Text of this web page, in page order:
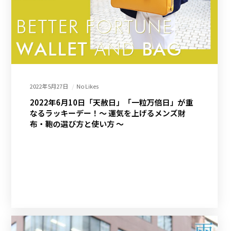
2022年5月27日 No Likes
2022年6月10日「天赦日」「一粒万倍日」が重
なるラッキーデー！～ 運気を上げるメンズ財
布・鞄の選び方と使い方 ～